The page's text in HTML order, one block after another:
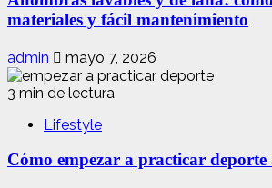
materiales y fácil mantenimiento
admin mayo 7, 2026
3 min de lectura
Lifestyle
Cómo empezar a practicar